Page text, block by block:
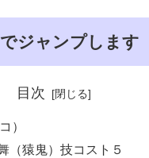
ジャンプします
目次
）
（猿鬼）技コスト５